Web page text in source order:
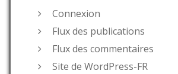
Connexion
Flux des publications
Flux des commentaires
Site de WordPress-FR